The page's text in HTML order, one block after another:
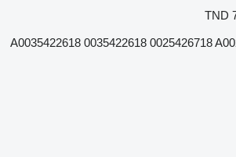
TND
4410501210 A0035422618 0035422618 0025426718